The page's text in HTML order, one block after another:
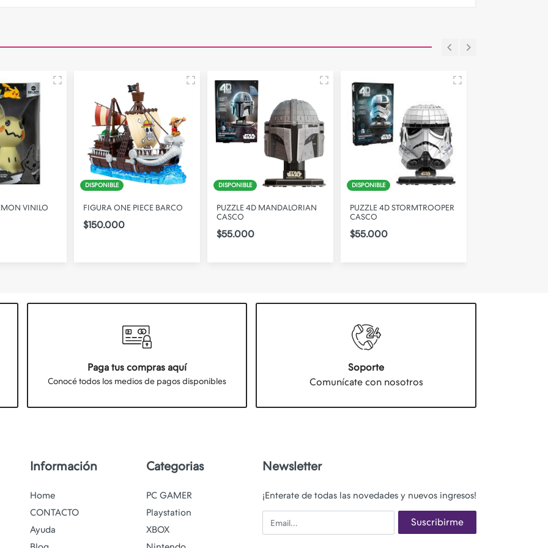
VINILO
DISPONIBLE
FIGURA ONE PIECE BARCO
$150.000
DISPONIBLE
PUZZLE 4D MANDALORIAN
CASCO
$55.000
DISPONIBLE
PUZZLE 4D STORMTROOPER
CASCO
$55.000
Paga tus compras aquí
Conocé todos los medios de pagos disponibles
Soporte
Comunícate con nosotros
Información
Home
CONTACTO
Ayuda
Categorias
PC GAMER
Playstation
XBOX
Newsletter
¡Enterate de todas las novedades y nuevos ingresos!
Email Suscribirme